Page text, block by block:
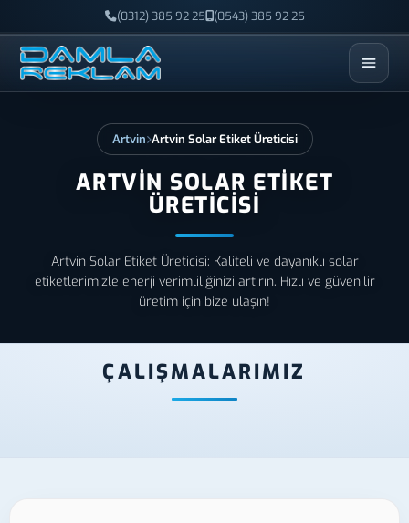
(0312) 385 92 25 (0543) 385 92 25
ESC
Artvin Artvin Solar Etiket Üreticisi
ARTVIN SOLAR ETIKET
ÜRETICISI
Artvin Solar Etiket Üreticisi: Kaliteli ve dayanıklı solar
etiketlerimizle enerji verimliliğinizi artırın. Hızlı ve güvenilir
üretim için bize ulaşın!
ÇALIŞMALARIMIZ